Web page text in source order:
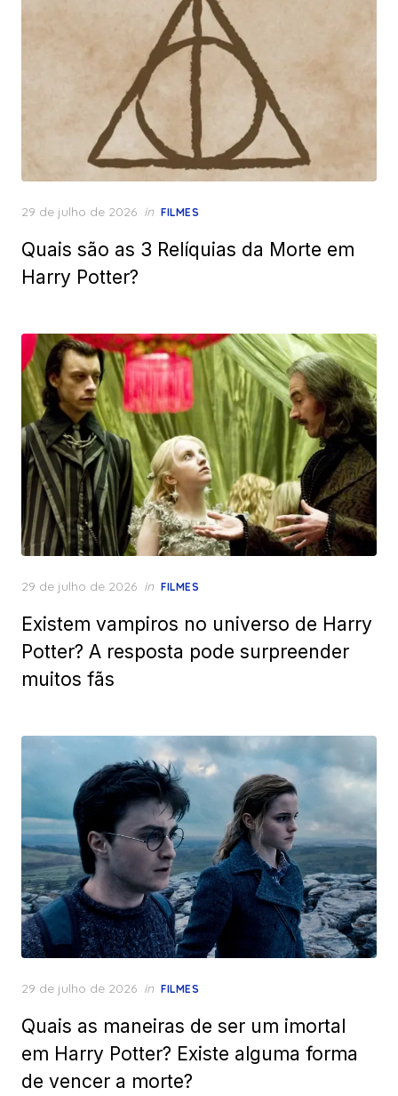
Posted
29 de julho de 2026 in FILMES
Quais são as 3 Relíquias da Morte em
Harry Potter?
Posted
29 de julho de 2026 in FILMES
Existem vampiros no universo de Harry
Potter? A resposta pode surpreender
muitos fãs
Posted
29 de julho de 2026 in FILMES
Quais as maneiras de ser um imortal
em Harry Potter? Existe alguma forma
de vencer a morte?